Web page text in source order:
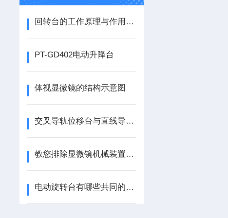
回转台的工作原理与作用的介绍
PT-GD402电动升降台
体视显微镜的结构示意图
交叉导轨位移台与直线导轨位移台的对比
教您排除显微镜机械装置中的故障
电动旋转台有哪些共同的产品特点？